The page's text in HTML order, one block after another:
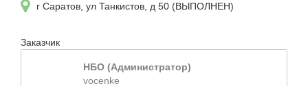
г Саратов, ул Танкистов, д 50 (ВЫПОЛНЕН)
Заказчик
НБО (Администратор)
vocenke